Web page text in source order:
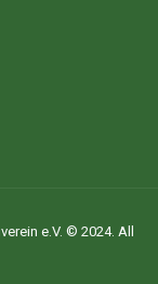
e.V. © 2024. All